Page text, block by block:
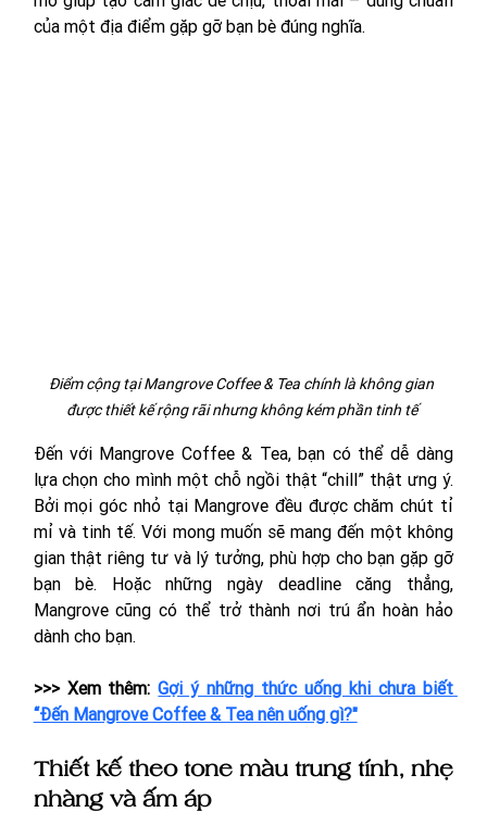
của một địa điểm gặp gỡ bạn bè đúng nghĩa.
Điểm cộng tại Mangrove Coffee & Tea chính là không gian
được thiết kế rộng rãi nhưng không kém phần tinh tế
Đến với Mangrove Coffee & Tea, bạn có thể dễ dàng
lựa chọn cho mình một chỗ ngồi thật “chill” thật ưng ý.
Bởi mọi góc nhỏ tại Mangrove đều được chăm chút tỉ
mỉ và tinh tế. Với mong muốn sẽ mang đến một không
gian thật riêng tư và lý tưởng, phù hợp cho bạn gặp gỡ
bạn bè. Hoặc những ngày deadline căng thẳng,
Mangrove cũng có thể trở thành nơi trú ẩn hoàn hảo
dành cho bạn.
>>> Xem thêm: Gợi ý những thức uống khi chưa biết
“Đến Mangrove Coffee & Tea nên uống gì?"
Thiết kế theo tone màu trung tính, nhẹ
nhàng và ấm áp